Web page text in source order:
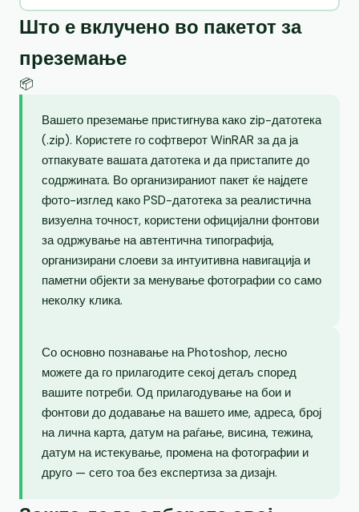
Што е вклучено во пакетот за
преземање
📦
Вашето преземање пристигнува како zip-датотека
(.zip). Користете го софтверот WinRAR за да ја
отпакувате вашата датотека и да пристапите до
содржината. Во организираниот пакет ќе најдете
фото-изглед како PSD-датотека за реалистична
визуелна точност, користени официјални фонтови
за одржување на автентична типографија,
организирани слоеви за интуитивна навигација и
паметни објекти за менување фотографии со само
неколку клика.
Со основно познавање на Photoshop, лесно
можете да го прилагодите секој детаљ според
вашите потреби. Од прилагодување на бои и
фонтови до додавање на вашето име, адреса, број
на лична карта, датум на раѓање, висина, тежина,
датум на истекување, промена на фотографии и
друго — сето тоа без експертиза за дизајн.